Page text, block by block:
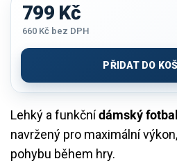
Lehký a funkčnídámský
navržený pro maximální
pohybu během hry.
799 Kč
660 Kč bez DPH
cena:
PŘIDAT DO